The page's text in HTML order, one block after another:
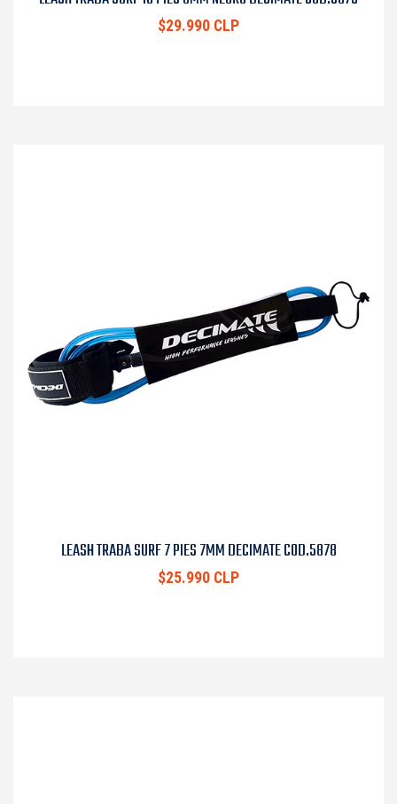
$29.990 CLP
LEASH TRABA SURF 7 PIES 7MM DECIMATE COD.5878
$25.990 CLP